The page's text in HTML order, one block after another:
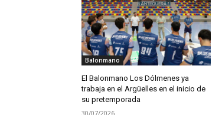
Balonmano
El Balonmano Los Dólmenes ya
trabaja en el Argüelles en el inicio de
su pretemporada
30/07/2026